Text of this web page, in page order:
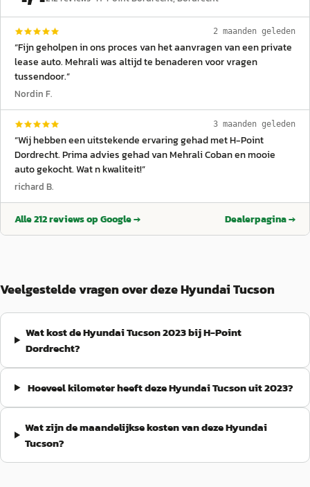
2 maanden geleden
“Fijn geholpen in ons proces van het aanvragen van een private
lease auto. Mehrali was altijd te benaderen voor vragen
tussendoor.”
Nordin F.
3 maanden geleden
“Wij hebben een uitstekende ervaring gehad met H-Point
Dordrecht. Prima advies gehad van Mehrali Coban en mooie
auto gekocht. Wat n kwaliteit!”
richard B.
Alle212reviews op Google → Dealerpagina →
Veelgestelde vragen over deze Hyundai Tucson
Wat kost de Hyundai Tucson 2023 bij H-Point
Dordrecht?
Hoeveel kilometer heeft deze Hyundai Tucson uit 2023?
Wat zijn de maandelijkse kosten van deze Hyundai
Tucson?